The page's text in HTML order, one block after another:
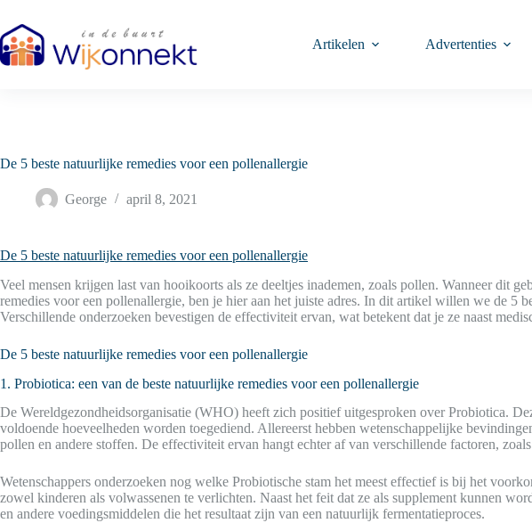
naar
de
inhoud
Artikelen Advertenties
De 5 beste natuurlijke remedies voor een pollenallergie
George april 8, 2021
De 5 beste natuurlijke remedies voor een pollenallergie
Veel mensen krijgen last van hooikoorts als ze deeltjes inademen, zoals pollen. Wanneer dit
remedies voor een pollenallergie, ben je hier aan het juiste adres. In dit artikel willen we de 5
Verschillende onderzoeken bevestigen de effectiviteit ervan, wat betekent dat je ze naast
De 5 beste natuurlijke remedies voor een pollenallergie
1. Probiotica: een van de beste natuurlijke remedies voor een pollenallergie
De Wereldgezondheidsorganisatie (WHO) heeft zich positief uitgesproken over Probiotica.
voldoende hoeveelheden worden toegediend. Allereerst hebben wetenschappelijke
pollen en andere stoffen. De effectiviteit ervan hangt echter af van verschillende factoren,
Wetenschappers onderzoeken nog welke Probiotische stam het meest effectief is bij het
zowel kinderen als volwassenen te verlichten. Naast het feit dat ze als supplement kunnen
en andere voedingsmiddelen die het resultaat zijn van een natuurlijk fermentatieproces.